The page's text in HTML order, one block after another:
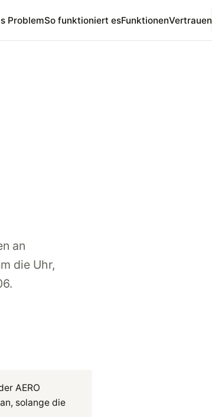
ProblemSo funktioniert esFunktionenVertrauen
an
die Uhr,
AERO
solange die